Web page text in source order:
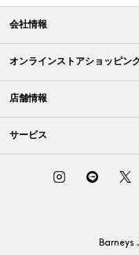
会社情報
オンラインストアショッピン
店舗情報
サービス
Barneys